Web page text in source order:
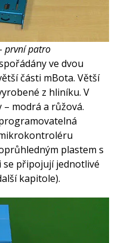
první patro
ve dvou
části mBota. Větší
z hliníku. V
– modrá a růžová.
plastem s
připojují jednotlivé
kapitole).